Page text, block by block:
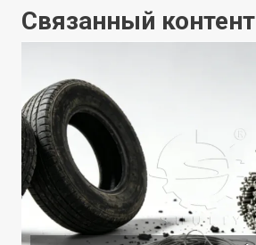
Связанный контент